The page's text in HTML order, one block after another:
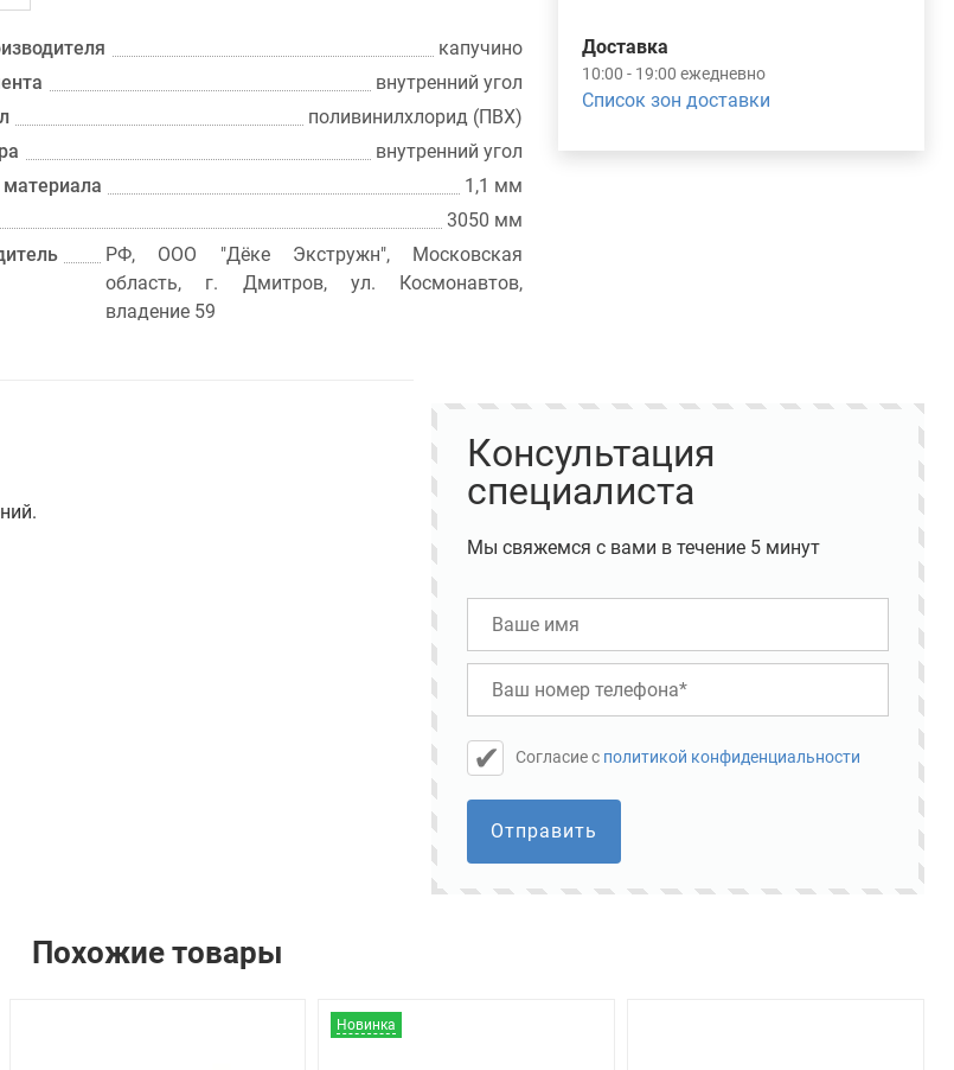
капучино
внутренний угол
поливинилхлорид (ПВХ)
внутренний угол
1,1 мм
3050 мм
РФ, ООО "Дёке Экстружн", Московская
область, г. Дмитров, ул. Космонавтов,
владение 59
Доставка
10:00 - 19:00 ежедневно
Список зон доставки
Консультация
специалиста
Мы свяжемся с вами в течение 5 минут
Cогласие с политикой конфиденциальности
Отправить
Похожие товары
Новинка